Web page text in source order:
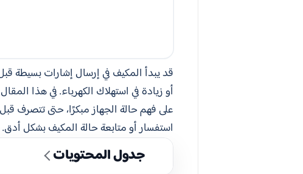
قد يبدأ المكيف في إرسال إشارات بسيطة
أو زيادة في استهلاك الكهرباء. في هذا
على فهم حالة الجهاز مبكرًا، حتى تتصرف
استفسار أو متابعة حالة المكيف بشكل أدق.
جدول المحتويات